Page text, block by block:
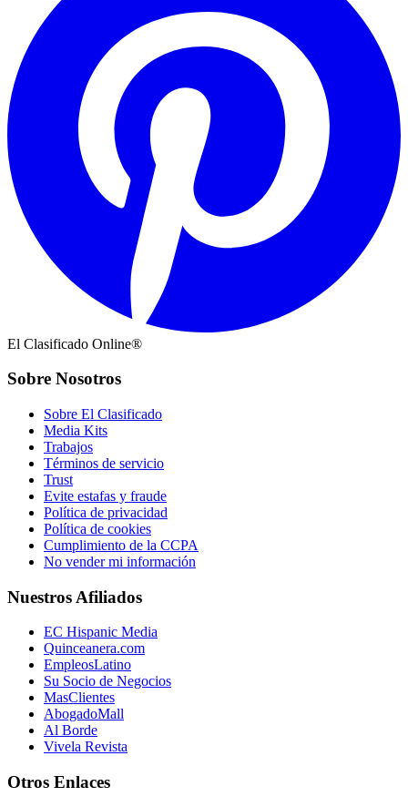
El Clasificado Online®
Sobre Nosotros
Sobre El Clasificado
Media Kits
Trabajos
Términos de servicio
Trust
Evite estafas y fraude
Política de privacidad
Política de cookies
Cumplimiento de la CCPA
No vender mi información
Nuestros Afiliados
EC Hispanic Media
Quinceanera.com
EmpleosLatino
Su Socio de Negocios
MasClientes
AbogadoMall
Al Borde
Vivela Revista
Otros Enlaces